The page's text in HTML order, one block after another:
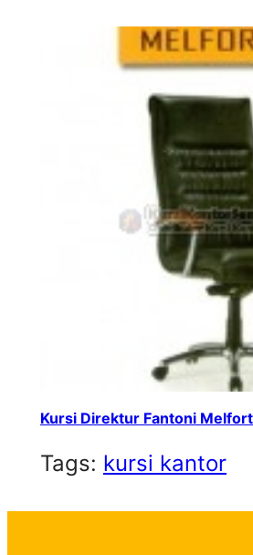
Kursi Direktur Fantoni Melfort
Tags: kursi kantor